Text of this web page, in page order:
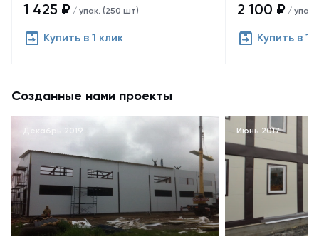
1 425 ₽ / упак. (250 шт)
Купить в 1 клик
2 100 ₽ / упак.
Купить в 1
Созданные нами проекты
Декабрь 2019 Июнь 2017